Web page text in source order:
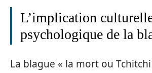
L’implication
psychologique de la
La blague « la mort ou